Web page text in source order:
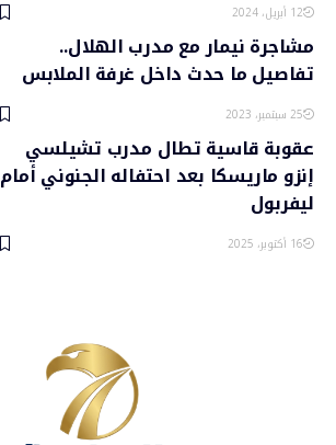
12 أبريل، 2024
مشاجرة نيمار مع مدرب الهلال..
تفاصيل ما حدث داخل غرفة الملابس
25 سبتمبر، 2023
عقوبة قاسية تطال مدرب تشيلسي
إنزو ماريسكا بعد احتفاله الجنوني أمام
ليفربول
16 أكتوبر، 2025